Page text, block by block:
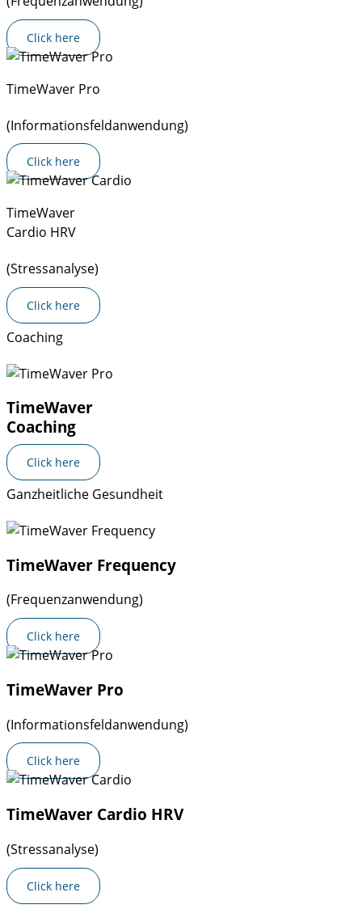
Click here
TimeWaver Pro
(Informationsfeldanwendung)
Click here
TimeWaver
Cardio HRV
(Stressanalyse)
Click here
Coaching
TimeWaver
Coaching
Click here
Ganzheitliche Gesundheit
TimeWaver Frequency
(Frequenzanwendung)
Click here
TimeWaver Pro
(Informationsfeldanwendung)
Click here
TimeWaver Cardio HRV
(Stressanalyse)
Click here